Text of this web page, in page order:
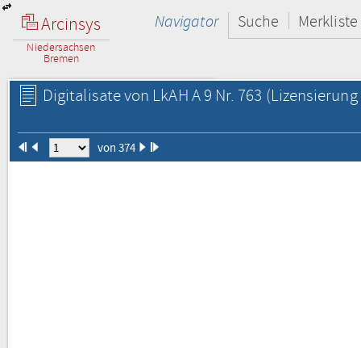
Arcinsys
Niedersachsen
Bremen
Navigator Suche Merkliste
Digitalisate von LkAH A 9 Nr. 763
von 374